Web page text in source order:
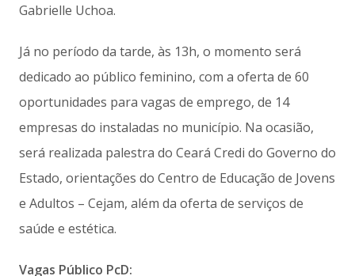
Gabrielle Uchoa.
Já no período da tarde, às 13h, o momento será
dedicado ao público feminino, com a oferta de 60
oportunidades para vagas de emprego, de 14
empresas do instaladas no município. Na ocasião,
será realizada palestra do Ceará Credi do Governo do
Estado, orientações do Centro de Educação de Jovens
e Adultos – Cejam, além da oferta de serviços de
saúde e estética.
Vagas Público PcD: